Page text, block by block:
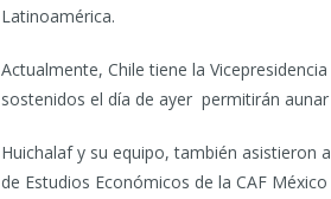
Latinoamérica.
Actualmente, Chile tiene la
sostenidos el día de ayer permitirán
Huichalaf y su equipo, también asistieron
de Estudios Económicos de la CAF